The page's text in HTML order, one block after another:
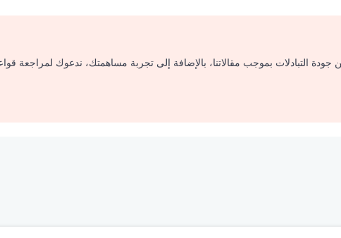
التبادلات بموجب مقالاتنا، بالإضافة إلى تجربة مساهمتك، ندعوك لمراجعة